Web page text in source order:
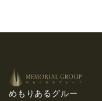
めもりあるグルー